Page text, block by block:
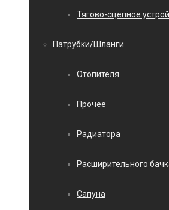
Тягово-сцепное
Патрубки/Шланги
Отопителя
Прочее
Радиатора
Расширительного
Сапуна